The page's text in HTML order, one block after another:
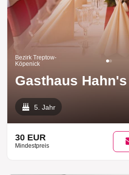
Bezirk Treptow-
Köpenick
Gasthaus
5. Jahr
30 EUR
Mindestpreis